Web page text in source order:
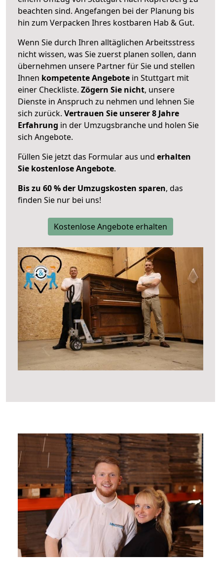
beachten sind. Angefangen bei der Planung bis
hin zum Verpacken Ihres kostbaren Hab & Gut.
Wenn Sie durch Ihren alltäglichen Arbeitsstress
nicht wissen, was Sie zuerst planen sollen, dann
übernehmen unsere Partner für Sie und stellen
Ihnen kompetente Angebote in Stuttgart mit
einer Checkliste. Zögern Sie nicht, unsere
Dienste in Anspruch zu nehmen und lehnen Sie
sich zurück. Vertrauen Sie unserer 8 Jahre
Erfahrung in der Umzugsbranche und holen Sie
sich Angebote.
Füllen Sie jetzt das Formular aus und erhalten
Sie kostenlose Angebote.
Bis zu 60 % der Umzugskosten sparen, das
finden Sie nur bei uns!
Kostenlose Angebote erhalten